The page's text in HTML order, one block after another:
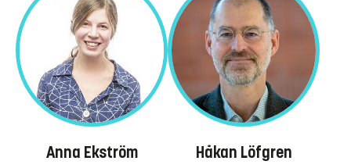
Anna Ekström Håkan Löfgren